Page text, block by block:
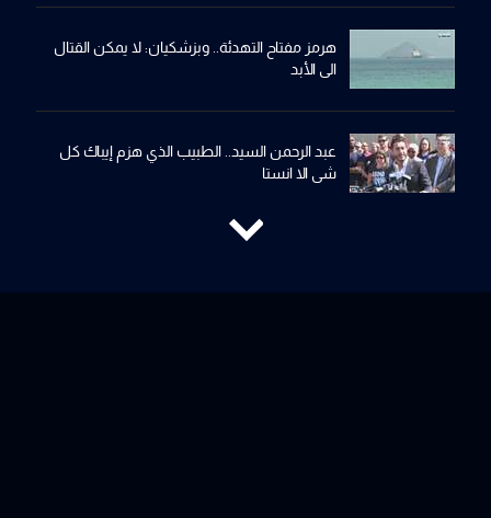
هرمز مفتاح التهدئة.. وبزشكيان: لا يمكن القتال
الى الأبد
عبد الرحمن السيد.. الطبيب الذي هزم إيباك كل
شي الا انستا